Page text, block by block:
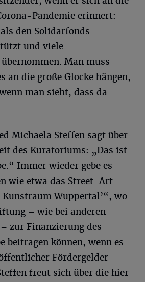
Pandemie erinnert:
den Solidarfonds
und viele
Man muss
an die große Glocke hängen,
man sieht, dass da
Michaela Steffen sagt über
des Kuratoriums: „Das ist
Immer wieder gebe es
wie etwa das Street-Art-
Kunstraum Wuppertal’“, wo
– wie bei anderen
zur Finanzierung des
beitragen können, wenn es
Fördergelder
freut sich über die hier